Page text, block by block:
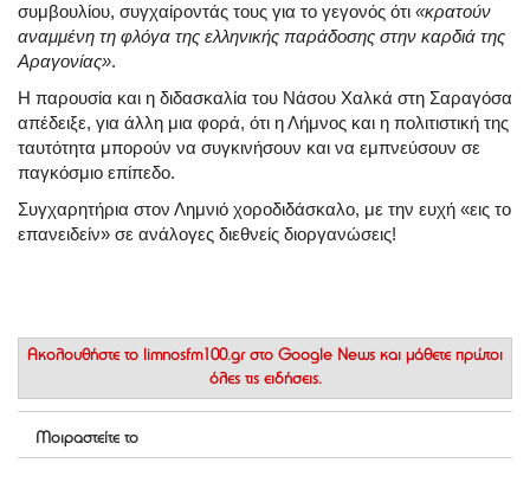
συμβουλίου, συγχαίροντάς τους για το γεγονός ότι «κρατούν
αναμμένη τη φλόγα της ελληνικής παράδοσης στην καρδιά της
Αραγονίας».
Η παρουσία και η διδασκαλία του Νάσου Χαλκά στη Σαραγόσα
απέδειξε, για άλλη μια φορά, ότι η Λήμνος και η πολιτιστική της
ταυτότητα μπορούν να συγκινήσουν και να εμπνεύσουν σε
παγκόσμιο επίπεδο.
Συγχαρητήρια στον Λημνιό χοροδιδάσκαλο, με την ευχή «εις το
επανειδείν» σε ανάλογες διεθνείς διοργανώσεις!
Ακολουθήστε το limnosfm100.gr στο Google News και μάθετε πρώτοι
όλες τις ειδήσεις.
Μοιραστείτε το